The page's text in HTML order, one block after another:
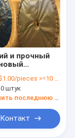
и прочный
pieces >=10 pieces
штук
Получить последнюю цену
Контакт